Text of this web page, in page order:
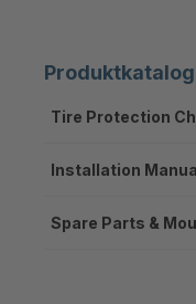
Produktkatalog
Tire Protection
Installation
Spare Parts &